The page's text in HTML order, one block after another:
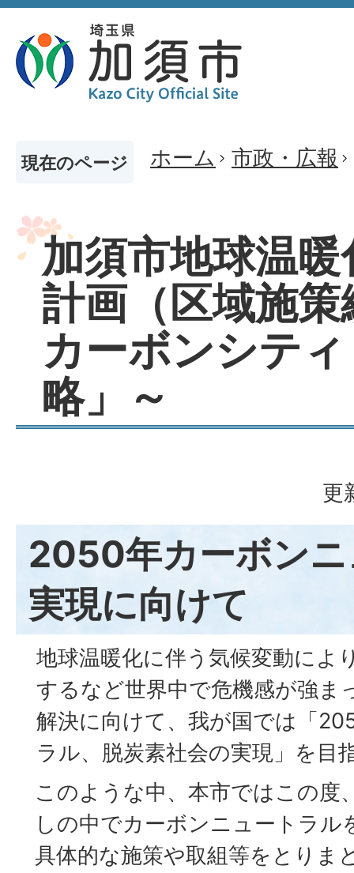
現在のページ ホーム 市政・広報
加須市地球温
計画（区域施
カーボンシテ
略」～
更
2050年カーボン
実現に向けて
地球温暖化に伴う気候変動によ
するなど世界中で危機感が強ま
解決に向けて、我が国では「
ラル、脱炭素社会の実現」を目
このような中、本市ではこの度
しの中でカーボンニュートラル
具体的な施策や取組等をとりま